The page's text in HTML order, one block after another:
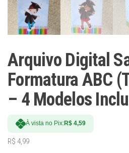
Arquivo Digital
Formatura ABC
– 4 Modelos
À vista no Pix:R$ 4,59
R$ 4,99